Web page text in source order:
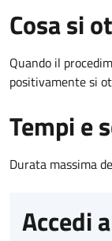
Cosa si
Quando il
positivamente si
Tempi e
Durata massima
Accedi